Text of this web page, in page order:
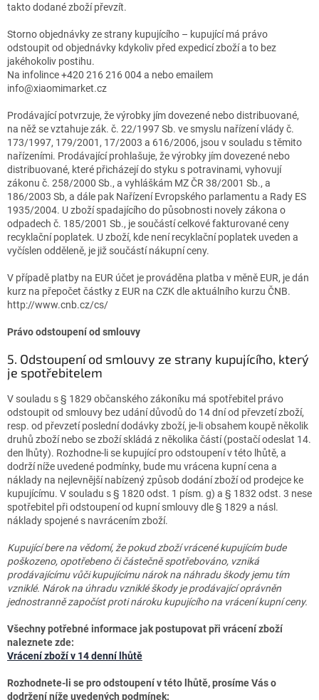
takto dodané zboží převzít.
Storno objednávky ze strany kupujícího – kupující má právo
odstoupit od objednávky kdykoliv před expedicí zboží a to bez
jakéhokoliv postihu.
Na infolince +420 216 216 004 a nebo emailem
info@xiaomimarket.cz
Prodávající potvrzuje, že výrobky jím dovezené nebo distribuované,
na něž se vztahuje zák. č. 22/1997 Sb. ve smyslu nařízení vlády č.
173/1997, 179/2001, 17/2003 a 616/2006, jsou v souladu s těmito
nařízeními. Prodávající prohlašuje, že výrobky jím dovezené nebo
distribuované, které přicházejí do styku s potravinami, vyhovují
zákonu č. 258/2000 Sb., a vyhláškám MZ ČR 38/2001 Sb., a
186/2003 Sb, a dále pak Nařízení Evropského parlamentu a Rady ES
1935/2004. U zboží spadajícího do působnosti novely zákona o
odpadech č. 185/2001 Sb., je součástí celkové fakturované ceny
recyklační poplatek. U zboží, kde není recyklační poplatek uveden a
vyčíslen odděleně, je již součástí nákupní ceny.
V případě platby na EUR účet je prováděna platba v měně EUR, je dán
kurz na přepočet částky z EUR na CZK dle aktuálního kurzu ČNB.
http://www.cnb.cz/cs/
Právo odstoupení od smlouvy
5. Odstoupení od smlouvy ze strany kupujícího, který
je spotřebitelem
V souladu s § 1829 občanského zákoníku má spotřebitel právo
odstoupit od smlouvy bez udání důvodů do 14 dní od převzetí zboží,
resp. od převzetí poslední dodávky zboží, je-li obsahem koupě několik
druhů zboží nebo se zboží skládá z několika částí (postačí odeslat 14.
den lhůty). Rozhodne-li se kupující pro odstoupení v této lhůtě, a
dodrží níže uvedené podmínky, bude mu vrácena kupní cena a
náklady na nejlevnější nabízený způsob dodání zboží od prodejce ke
kupujícímu. V souladu s § 1820 odst. 1 písm. g) a § 1832 odst. 3 nese
spotřebitel při odstoupení od kupní smlouvy dle § 1829 a násl.
náklady spojené s navrácením zboží.
Kupující bere na vědomí, že pokud zboží vrácené kupujícím bude
poškozeno, opotřebeno či částečně spotřebováno, vzniká
prodávajícímu vůči kupujícímu nárok na náhradu škody jemu tím
vzniklé. Nárok na úhradu vzniklé škody je prodávající oprávněn
jednostranně započíst proti nároku kupujícího na vrácení kupní ceny.
Všechny potřebné informace jak postupovat při vrácení zboží
naleznete zde:
Vrácení zboží v 14 denní lhůtě
Rozhodnete-li se pro odstoupení v této lhůtě, prosíme Vás o
dodržení níže uvedených podmínek: